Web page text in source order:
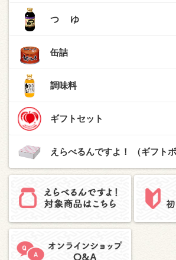
つ ゆ
缶詰
調味料
ギフトセット
えらべるんですよ！ （ギフトボ